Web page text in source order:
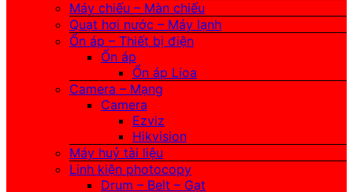
Máy chiếu – Màn chiếu
Quạt hơi nước – Máy lạnh
Ổn áp – Thiết bị điện
Ổn áp
Ổn áp Lioa
Camera – Mạng
Camera
Ezviz
Hikvision
Máy huỷ tài liệu
Linh kiện photocopy
Drum – Belt – Gạt